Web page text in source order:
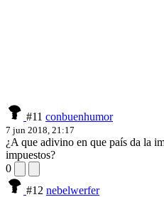
#11 conbuenhumor
7 jun 2018, 21:17
¿A que adivino en que país da la
impuestos?
0
#12 nebelwerfer